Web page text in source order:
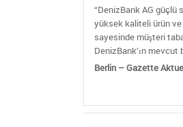
“DenizBank AG güçlü
yüksek kaliteli ürün ve
sayesinde müşteri
DenizBank’ın mevcut
Berlin – Gazette